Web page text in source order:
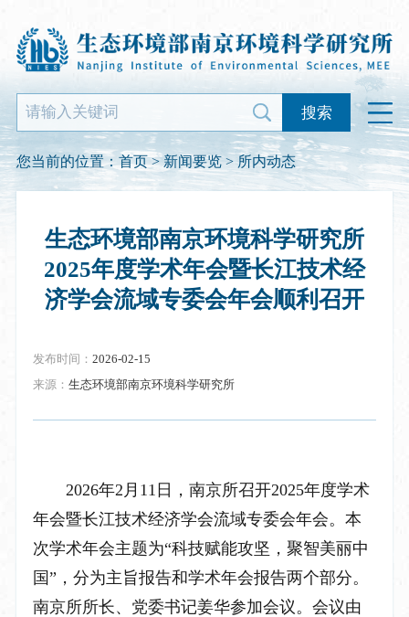
搜索
您当前的位置： 首页>新闻要览>所内动态
生态环境部南京环境科学研究所
2025年度学术年会暨长江技术经
济学会流域专委会年会顺利召开
发布时间： 2026-02-15
来源： 生态环境部南京环境科学研究所
2026年2 月 11 日，南京所召开2025年度学术
年会暨长江技术经济学会流域专委会年会。本
次学术年会主题为“科技赋能攻坚，聚智美丽中
国” ，分为主旨报告和学术年会报告两个部分。
南京所所长、党委书记姜华参加会议。会议由